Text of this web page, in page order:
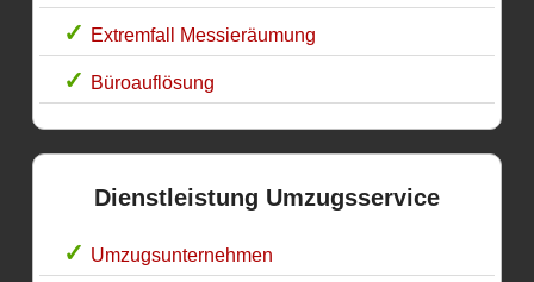
Extremfall Messieräumung
Büroauflösung
Dienstleistung Umzugsservice
Umzugsunternehmen